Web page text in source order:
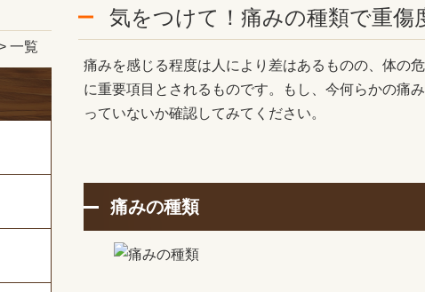
一覧
気をつけて！痛みの種類で重傷
痛みを感じる程度は人により差はあるものの、体の
に重要項目とされるものです。もし、今何らかの痛
っていないか確認してみてください。
痛みの種類